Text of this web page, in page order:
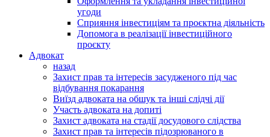
угоди
Сприяння інвестиціям та проєктна діяльність
Допомога в реалізації інвестиційного
проєкту
Адвокат
назад
Захист прав та інтересів засудженого під час
відбування покарання
Виїзд адвоката на обшук та інші слідчі дії
Участь адвоката на допиті
Захист адвоката на стадії досудового слідства
Захист прав та інтересів підозрюваного в